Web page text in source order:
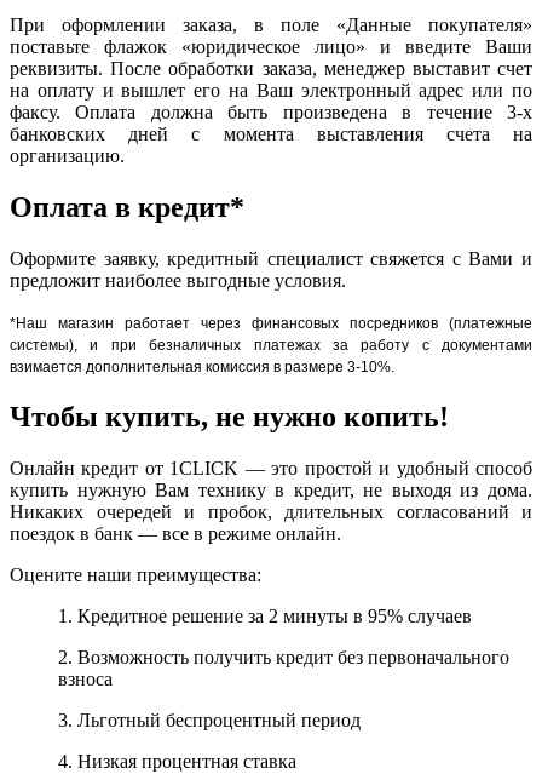
При оформлении заказа, в поле «Данные покупателя»
поставьте флажок «юридическое лицо» и введите Ваши
реквизиты. После обработки заказа, менеджер выставит счет
на оплату и вышлет его на Ваш электронный адрес или по
факсу. Оплата должна быть произведена в течение 3-х
банковских дней с момента выставления счета на
организацию.
Оплата в кредит*
Оформите заявку, кредитный специалист свяжется с Вами и
предложит наиболее выгодные условия.
*Наш магазин работает через финансовых посредников (платежные
системы), и при безналичных платежах за работу с документами
взимается дополнительная комиссия в размере 3-10%.
Чтобы купить, не нужно копить!
Онлайн кредит от 1CLICK — это простой и удобный способ
купить нужную Вам технику в кредит, не выходя из дома.
Никаких очередей и пробок, длительных согласований и
поездок в банк — все в режиме онлайн.
Оцените наши преимущества:
1. Кредитное решение за 2 минуты в 95% случаев
2. Возможность получить кредит без первоначального
взноса
3. Льготный беспроцентный период
4. Низкая процентная ставка